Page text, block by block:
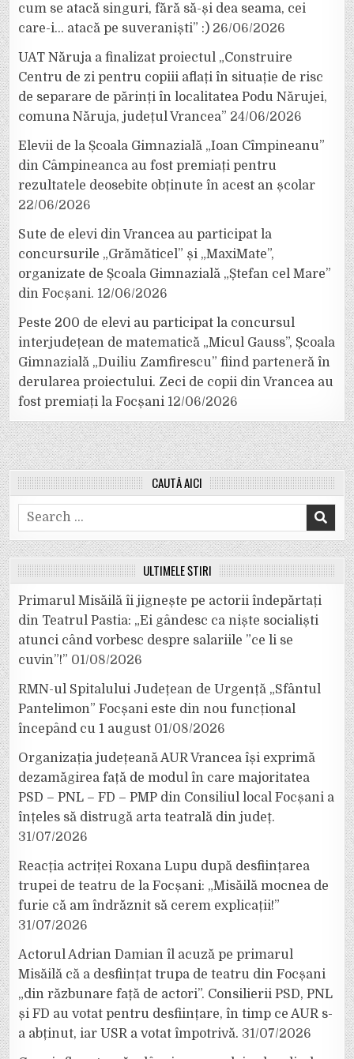
cum se atacă singuri, fără să-și dea seama, cei
care-i… atacă pe suveraniști” :) 26/06/2026
UAT Năruja a finalizat proiectul „Construire
Centru de zi pentru copiii aflați în situație de risc
de separare de părinți în localitatea Podu Nărujei,
comuna Năruja, județul Vrancea” 24/06/2026
Elevii de la Școala Gimnazială „Ioan Cîmpineanu”
din Câmpineanca au fost premiați pentru
rezultatele deosebite obținute în acest an școlar
22/06/2026
Sute de elevi din Vrancea au participat la
concursurile „Grămăticel” și „MaxiMate”,
organizate de Școala Gimnazială „Ștefan cel Mare”
din Focșani. 12/06/2026
Peste 200 de elevi au participat la concursul
interjudețean de matematică „Micul Gauss”, Școala
Gimnazială „Duiliu Zamfirescu” fiind parteneră în
derularea proiectului. Zeci de copii din Vrancea au
fost premiați la Focșani 12/06/2026
CAUTĂ AICI
Search
for:
ULTIMELE ȘTIRI
Primarul Misăilă îi jignește pe actorii îndepărtați
din Teatrul Pastia: „Ei gândesc ca niște socialiști
atunci când vorbesc despre salariile ”ce li se
cuvin”!” 01/08/2026
RMN-ul Spitalului Județean de Urgență „Sfântul
Pantelimon” Focșani este din nou funcțional
începând cu 1 august 01/08/2026
Organizația județeană AUR Vrancea își exprimă
dezamăgirea față de modul în care majoritatea
PSD – PNL – FD – PMP din Consiliul local Focșani a
înțeles să distrugă arta teatrală din județ.
31/07/2026
Reacția actriței Roxana Lupu după desființarea
trupei de teatru de la Focșani: „Misăilă mocnea de
furie că am îndrăznit să cerem explicații!”
31/07/2026
Actorul Adrian Damian îl acuză pe primarul
Misăilă că a desființat trupa de teatru din Focșani
„din răzbunare față de actori”. Consilierii PSD, PNL
și FD au votat pentru desființare, în timp ce AUR s-
a abținut, iar USR a votat împotrivă. 31/07/2026